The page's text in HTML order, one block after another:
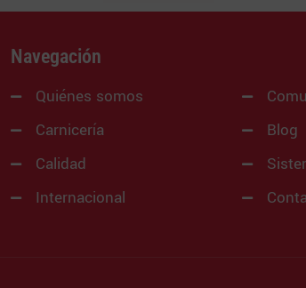
Navegación
Quiénes somos
Carnicería
Calidad
Internacional
Blog